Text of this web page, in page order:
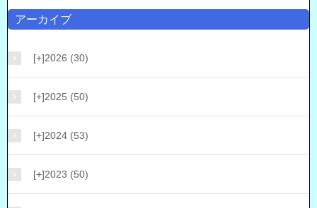
アーカイブ
[+]2026 (30)
[+]2025 (50)
[+]2024 (53)
[+]2023 (50)